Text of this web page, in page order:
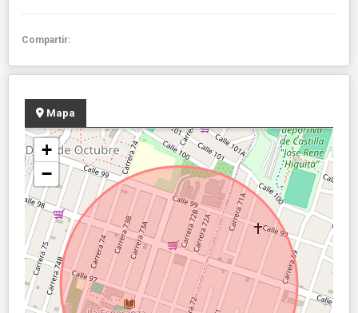
Compartir:
Mapa
+
−